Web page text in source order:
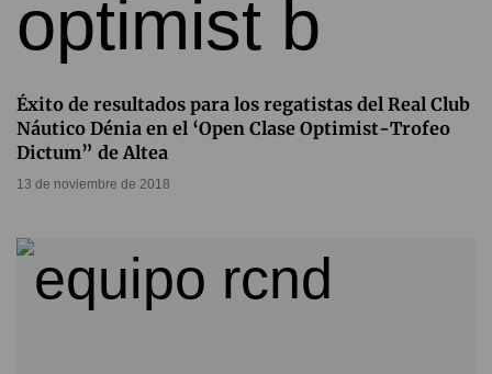
Éxito de resultados para los regatistas del Real Club
Náutico Dénia en el ‘Open Clase Optimist-Trofeo
Dictum” de Altea
13 de noviembre de 2018